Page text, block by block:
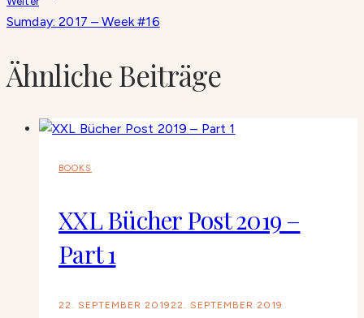
Sumday: 2017 – Week #16
Ähnliche Beiträge
BOOKS
XXL Bücher Post 2019 –
Part 1
22. SEPTEMBER 2019 22. SEPTEMBER 2019